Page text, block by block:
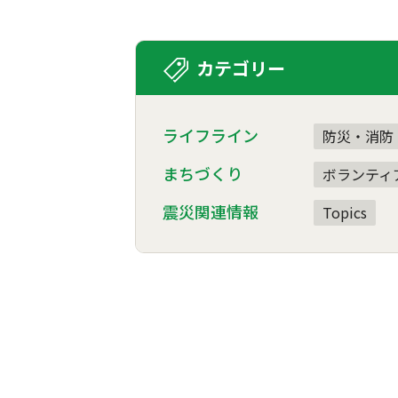
カテゴリー
ライフライン 防災・消防
まちづくり ボランティ
震災関連情報 Topics